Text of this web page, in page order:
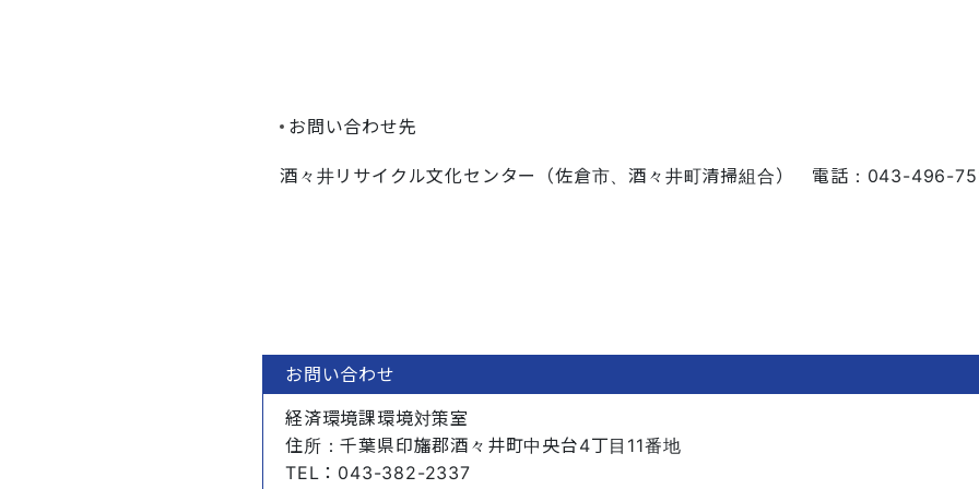
お問い合わせ先
酒々井リサイクル文化センター（佐倉市、酒々井町清掃組合） 電話：043-496-
お問い合わせ
経済環境課環境対策室
住所 ：千葉県印旛郡酒々井町中央台4丁目11番地
TEL ：043-382-2337